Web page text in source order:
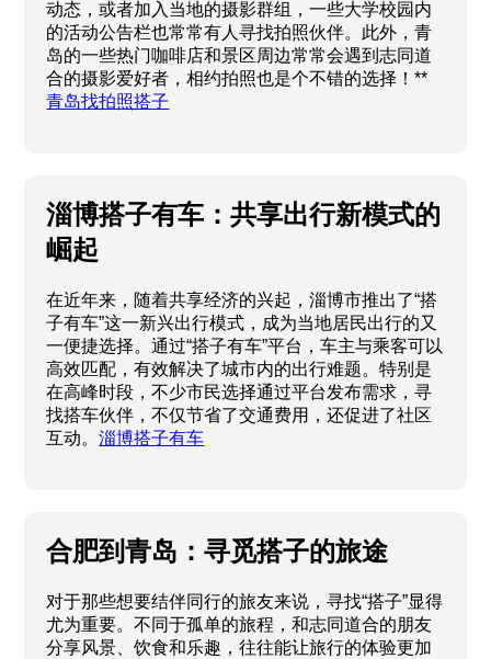
动态，或者加入当地的摄影群组，一些大学校园内
的活动公告栏也常常有人寻找拍照伙伴。此外，青
岛的一些热门咖啡店和景区周边常常会遇到志同道
合的摄影爱好者，相约拍照也是个不错的选择！**
青岛找拍照搭子
淄博搭子有车：共享出行新模式的
崛起
在近年来，随着共享经济的兴起，淄博市推出了“搭
子有车”这一新兴出行模式，成为当地居民出行的又
一便捷选择。通过“搭子有车”平台，车主与乘客可以
高效匹配，有效解决了城市内的出行难题。特别是
在高峰时段，不少市民选择通过平台发布需求，寻
找搭车伙伴，不仅节省了交通费用，还促进了社区
互动。淄博搭子有车
合肥到青岛：寻觅搭子的旅途
对于那些想要结伴同行的旅友来说，寻找“搭子”显得
尤为重要。不同于孤单的旅程，和志同道合的朋友
分享风景、饮食和乐趣，往往能让旅行的体验更加